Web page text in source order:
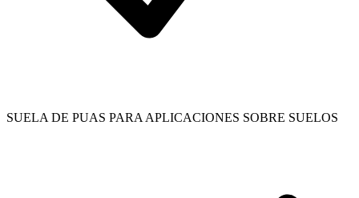
SUELA DE PUAS PARA APLICACIONES SOBRE SUELOS